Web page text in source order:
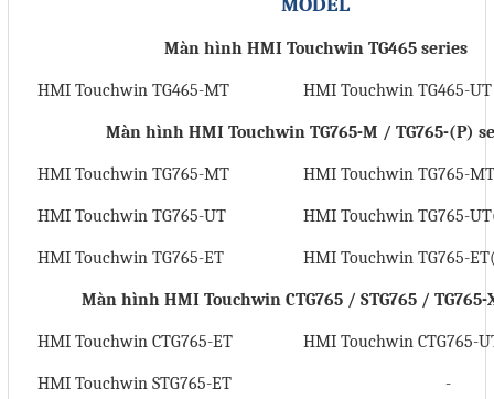
Màn hình HMI Touchwin TG465 series
HMI Touchwin TG465-MT HMI Touchwin TG465-UT
Màn hình HMI Touchwin TG765-M / TG765-(P)
HMI Touchwin TG765-MT HMI Touchwin TG765-
HMI Touchwin TG765-UT HMI Touchwin TG765-
HMI Touchwin TG765-ET HMI Touchwin TG765-
Màn hình HMI Touchwin CTG765 / STG765 / TG765-
HMI Touchwin CTG765-ET HMI Touchwin CTG765-
HMI Touchwin STG765-ET -